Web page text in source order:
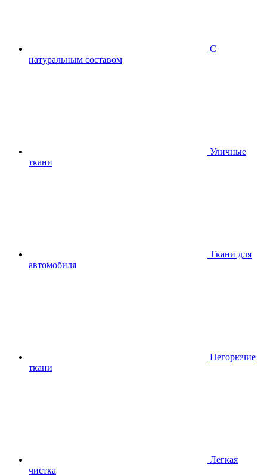
С
натуральным составом
Уличные
ткани
Ткани для
автомобиля
Негорючие
ткани
Легкая
чистка